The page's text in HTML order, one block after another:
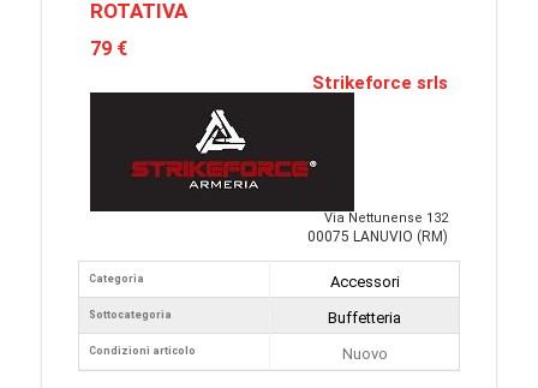
ROTATIVA
79 €
Strikeforce srls
Via Nettunense 132
00075 LANUVIO (RM)
Categoria
Sottocategoria
Condizioni articolo
Accessori
Buffetteria
Nuovo